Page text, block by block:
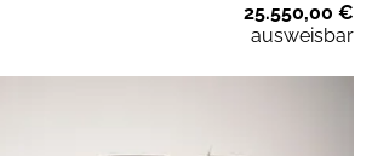
25.550,00 €
ausweisbar